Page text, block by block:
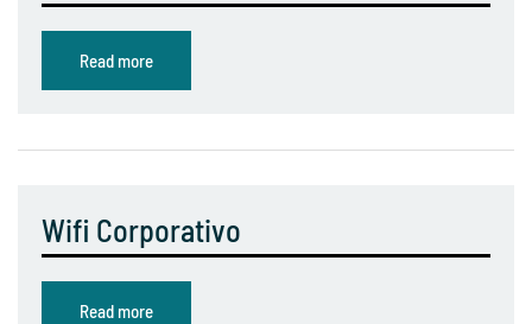
Read more
Wifi Corporativo
Read more